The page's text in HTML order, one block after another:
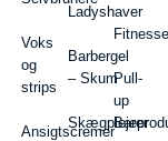
Voks
og
strips
Ansigtscremer
Ladyshaver
Barbergel
– SkumPull-
up
Barer